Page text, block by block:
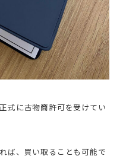
式に古物商許可を受けてい
ば、買い取ることも可能で